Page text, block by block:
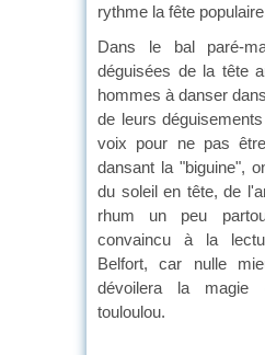
rythme la fête
Dans le bal paré-
déguisées de la tête
hommes à danser
de leurs
voix pour ne pas
dansant la "biguine",
du soleil en tête, de
rhum un peu
convaincu à la
Belfort, car nulle
dévoilera la
touloulou.